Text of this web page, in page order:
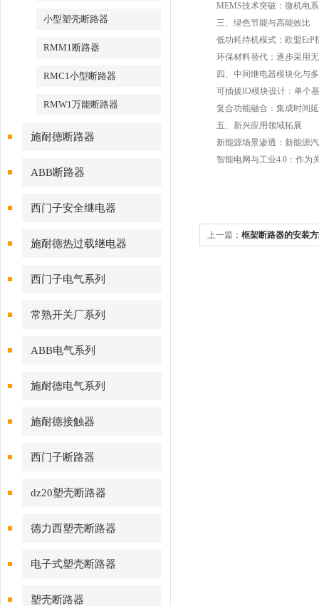
小型塑壳断路器
RMM1断路器
RMC1小型断路器
RMW1万能断路器
施耐德断路器
ABB断路器
西门子安全继电器
施耐德热过载继电器
西门子电气系列
常熟开关厂系列
ABB电气系列
施耐德电气系列
施耐德接触器
西门子断路器
dz20塑壳断路器
德力西塑壳断路器
电子式塑壳断路器
塑壳断路器
MEMS技术突破：微机电系
三、绿色节能与高能效比
低功耗待机模式：欧盟ErP
环保材料替代：逐步采用无
四、中间继电器模块化与多
可插拔IO模块设计：单个基
复合功能融合：集成时间延
五、新兴应用领域拓展
新能源场景渗透：新能源汽
智能电网与工业4.0：作为关
上一篇： 框架断路器的安装